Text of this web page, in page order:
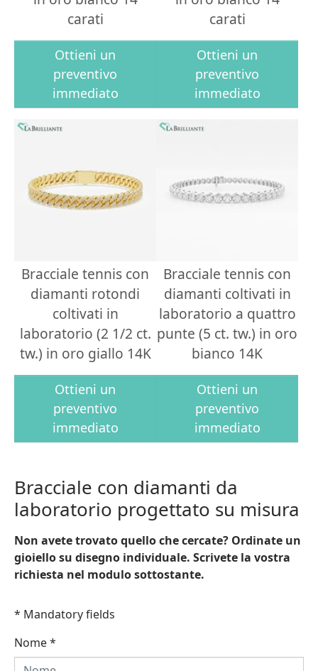
carati
Ottieni un
preventivo
immediato
carati
Ottieni un
preventivo
immediato
Bracciale tennis con
diamanti rotondi
coltivati in
laboratorio (2 1/2 ct.
tw.) in oro giallo 14K
Ottieni un
preventivo
immediato
Bracciale tennis con
diamanti coltivati in
laboratorio a quattro
punte (5 ct. tw.) in oro
bianco 14K
Ottieni un
preventivo
immediato
Bracciale con diamanti da
laboratorio progettato su misura
Non avete trovato quello che cercate? Ordinate un
gioiello su disegno individuale. Scrivete la vostra
richiesta nel modulo sottostante.
* Mandatory fields
Nome*